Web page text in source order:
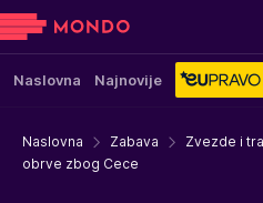
Naslovna Najnovije
Naslovna Zabava Zvezde i
obrve zbog Cece